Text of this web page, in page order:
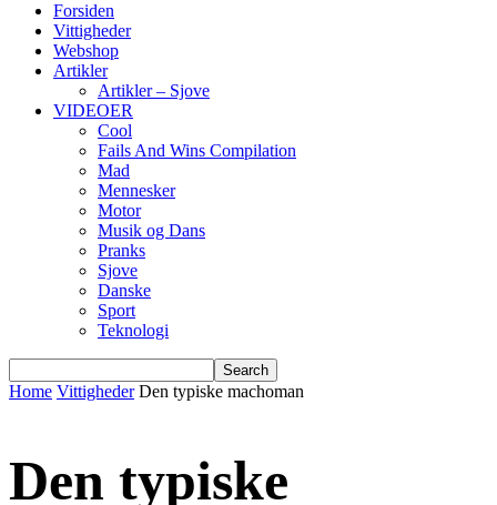
Forsiden
Vittigheder
Webshop
Artikler
Artikler – Sjove
VIDEOER
Cool
Fails And Wins Compilation
Mad
Mennesker
Motor
Musik og Dans
Pranks
Sjove
Danske
Sport
Teknologi
Home Vittigheder Den typiske machoman
Den typiske